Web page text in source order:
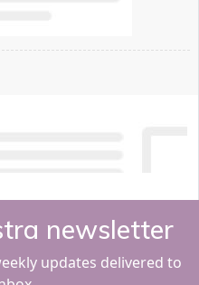
newsletter
updates delivered to